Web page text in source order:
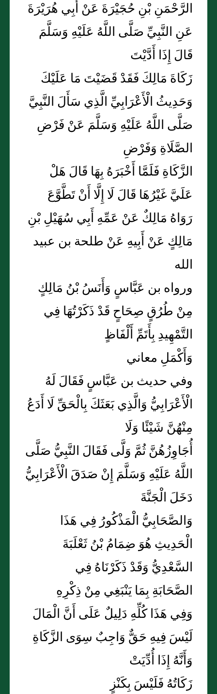
الرَّحْمَنِ بْنِ حُجَيْرَةَ عَنْ أَبِي هُرَيْرَةَ
عَنِ النَّبِيِّ صَلَّى اللَّهُ عَلَيْهِ وَسَلَّمَ
قَالَ إِذَا أَدَّيْتَ
زَكَاةَ مَالِكَ فَقَدْ قَضَيْتَ مَا عَلَيْكَ
وَحَدِيثُ الْأَعْرَابِيِّ الَّذِي سَأَلَ النَّبِيَّ
صَلَّى اللَّهُ عَلَيْهِ وَسَلَّمَ عَنْ فَرْضِ
الصَّلَاةِ وَفَرْضِ
الزَّكَاةِ فَلَمَّا أَخْبَرَهُ بِهَا قَالَ هَلْ
عَلَيَّ غَيْرُهَا قَالَ لَا إِلَّا أَنْ تَطَّوَّعَ
رَوَاهُ مَالِكٌ عَنْ عَمِّهِ أَبِي سُهَيْلِ بْنِ
مَالِكٍ عَنْ أَبِيهِ عَنْ طلحة بن عبيد
الله
ورواه بن عَبَّاسٍ وَأَنَسُ بْنُ مَالِكٍ
مِنْ طُرُقٍ صِحَاحٍ قَدْ ذَكَرْتُهَا فِي
التَّمْهِيدِ بِأَتَمِّ أَلْفَاظٍ
وَأَكْمَلِ معاني
وفي حديث بن عَبَّاسٍ فَقَالَ لَهُ
الْأَعْرَابِيُّ وَالَّذِي بَعَثَكَ بِالْحَقِّ لَا أَدَعُ
مِنْهُنَّ شَيْئًا وَلَا
أُجَاوِزُهُنَّ ثُمَّ وَلَّى فَقَالَ النَّبِيُّ صَلَّى
اللَّهُ عَلَيْهِ وَسَلَّمَ إِنْ صَدَقَ الْأَعْرَابِيُّ
دَخَلَ الْجَنَّةَ
وَالصَّحَابِيُّ الْمَذْكُورُ فِي هَذَا
الْحَدِيثِ هُوَ ضِمَامُ بْنُ ثَعْلَبَةَ
السَّعْدِيُّ وَقَدْ ذَكَرْنَاهُ فِي
الصَّحَابَةِ بِمَا يَنْبَغِي مِنْ ذِكْرِهِ
وَفِي هَذَا كُلِّهِ دَلِيلٌ عَلَى أَنَّ الْمَالَ
لَيْسَ فِيهِ حَقٌّ وَاجِبٌ سِوَى الزَّكَاةِ
وَأَنَّهُ إِذَا أُدِّيَتْ
زَكَاتُهُ فَلَيْسَ بِكَنْزٍ